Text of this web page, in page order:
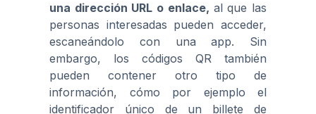
una dirección URL o enlace, al que las
personas interesadas pueden acceder,
escaneándolo con una app. Sin
embargo, los códigos QR también
pueden contener otro tipo de
información, cómo por ejemplo el
identificador único de un billete de